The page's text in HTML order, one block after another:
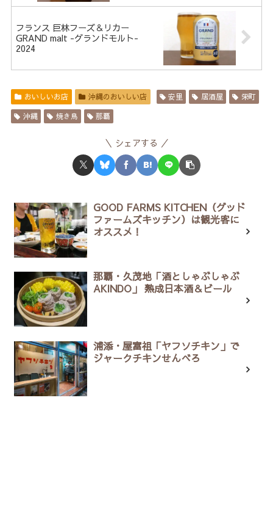
フランス 巨林フーズ＆リカー
GRAND malt -グランドモルト-
2024
おいしいお店 沖縄のおいしい店 安里 居酒屋
栄町
沖縄
焼き鳥 那覇
シェアする
GOOD FARMS KITCHEN（グッド
ファームズキッチン）は観光客に
オススメ！
那覇・久茂地「酒としゃぶしゃぶ
AKINDO」 熟成日本酒＆ビール
浦添・屋富祖「ヤフソチキン」で
ジャークチキンせんべろ